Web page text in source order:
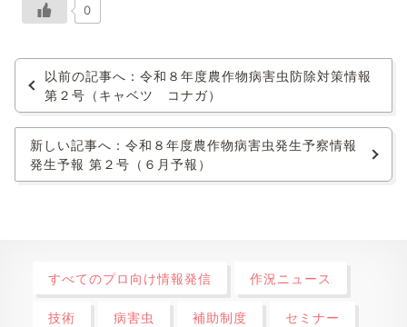
0
以前の記事へ：令和８年度農作物病害虫防除対策情報
第２号（キャベツ コナガ）
新しい記事へ：令和８年度農作物病害虫発生予察情報
発生予報 第２号（６月予報）
すべてのプロ向け情報発信 作況ニュース
技術 病害虫 補助制度 セミナー